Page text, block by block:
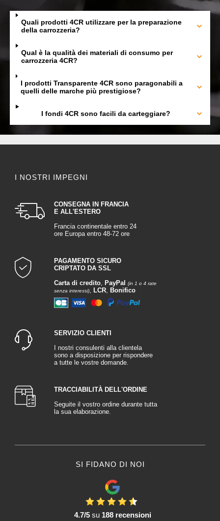
Quali prodotti 4CR utilizzare per la preparazione
della carrozzeria?
Qual è la qualità dei materiali di consumo per
carrozzeria 4CR?
I prodotti Transparente 4CR sono paragonabili a
quelli delle marche più prestigiose?
I fondi 4CR sono facili da carteggiare?
I NOSTRI IMPEGNI
CONSEGNA IN FRANCIA
E ALL'ESTERO
Francia continentale entro 24
ore Europa entro 48-72 ore
PAGAMENTO SICURO
CRIPTATO DA SSL
Carta di credito, PayPal
(in 1 o 4 rate
senza interessi), LCR, Bonifico
SERVIZIO CLIENTI
I nostri consulenti alla clientela
sono a disposizione per rispondere
a tutte le vostre domande.
TRACCIABILITÀ DELL'ORDINE
Seguite il vostro ordine durante tutta
la sua elaborazione.
SI FIDANO DI NOI
4.7/5su 188 recensioni